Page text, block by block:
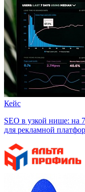
Кейс
SEO в узкой нише: на
для рекламной